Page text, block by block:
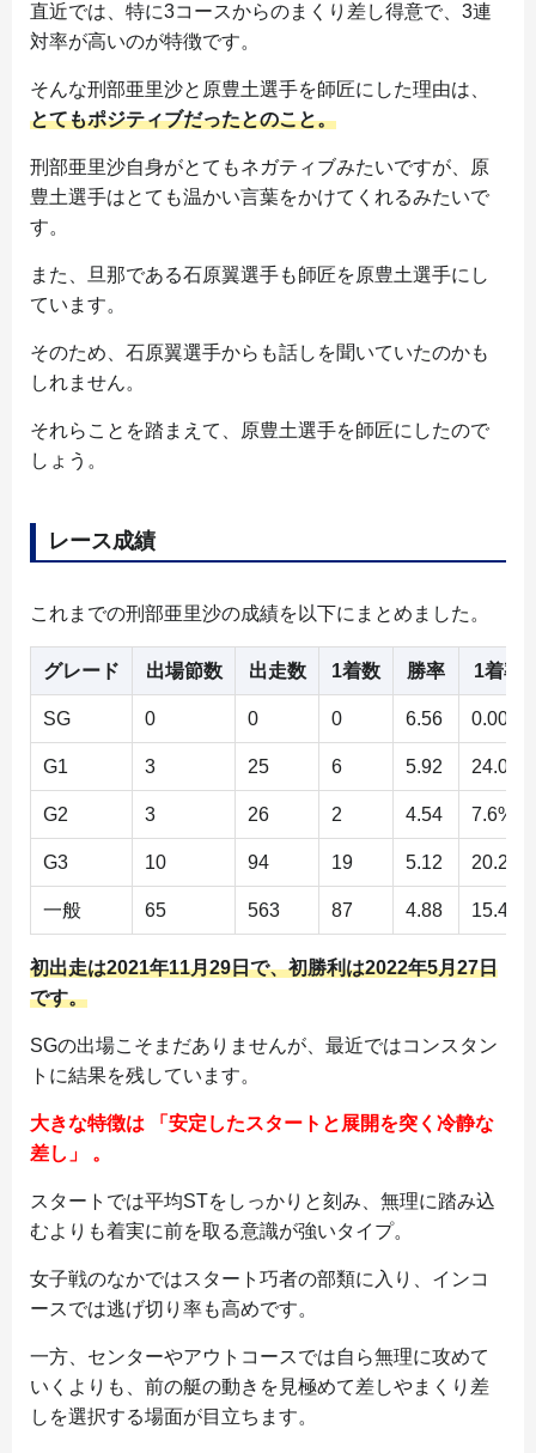
直近では、特に3コースからのまくり差し得意で、3連
対率が高いのが特徴です。
そんな刑部亜里沙と原豊土選手を師匠にした理由は、
とてもポジティブだったとのこと。
刑部亜里沙自身がとてもネガティブみたいですが、原
豊土選手はとても温かい言葉をかけてくれるみたいで
す。
また、旦那である石原翼選手も師匠を原豊土選手にし
ています。
そのため、石原翼選手からも話しを聞いていたのかも
しれません。
それらことを踏まえて、原豊土選手を師匠にしたので
しょう。
レース成績
これまでの刑部亜里沙の成績を以下にまとめました。
グレード 出場節数 出走数 1着数 勝率 1着率
SG 0 0 0 6.56 0.00%
G1 3 25 6 5.92 24.0%
G2 3 26 2 4.54 7.6%
G3 10 94 19 5.12 20.2%
一般 65 563 87 4.88 15.4%
初出走は2021年11月29日で、初勝利は2022年5月27日
です。
SGの出場こそまだありませんが、最近ではコンスタン
トに結果を残しています。
大きな特徴は 「安定したスタートと展開を突く冷静な
差し」 。
スタートでは平均STをしっかりと刻み、無理に踏み込
むよりも着実に前を取る意識が強いタイプ。
女子戦のなかではスタート巧者の部類に入り、インコ
ースでは逃げ切り率も高めです。
一方、センターやアウトコースでは自ら無理に攻めて
いくよりも、前の艇の動きを見極めて差しやまくり差
しを選択する場面が目立ちます。